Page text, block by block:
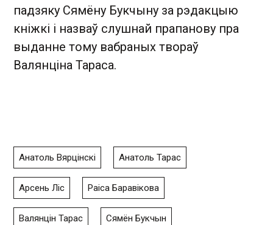
падзяку Сямёну Букчыну за рэдакцыю
кніжкі і назваў слушнай прапанову пра
выданне тому вабраных твораў
Валянціна Тараса.
Анатоль Вярцінскі Анатоль Тарас
Арсень Ліс Раіса Баравікова
Валянцін Тарас Сямён Букчын